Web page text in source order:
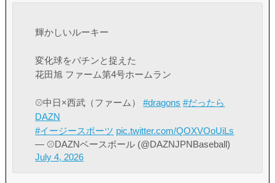
輝かしいルーキー
変化球をバチンと捉えた
花田旭 ファーム第4号ホームラン
⚾️中日×西武（ファーム）#dragons #だったら
DAZN
#イージースポーツ pic.twitter.com/QOXVOoUiLs
— ⚾️DAZNベースボール (@DAZNJPNBaseball)
July 4, 2026